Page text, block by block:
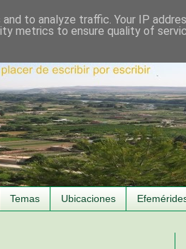
Temas Ubicaciones
to analyze traffic. Your IP
metrics to ensure quality of